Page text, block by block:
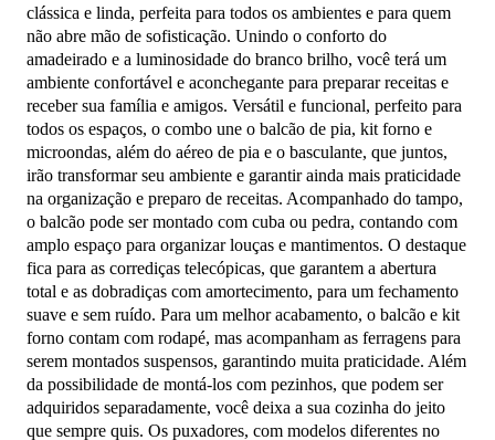
clássica e linda, perfeita para todos os ambientes e para quem
não abre mão de sofisticação. Unindo o conforto do
amadeirado e a luminosidade do branco brilho, você terá um
ambiente confortável e aconchegante para preparar receitas e
receber sua família e amigos. Versátil e funcional, perfeito para
todos os espaços, o combo une o balcão de pia, kit forno e
microondas, além do aéreo de pia e o basculante, que juntos,
irão transformar seu ambiente e garantir ainda mais praticidade
na organização e preparo de receitas. Acompanhado do tampo,
o balcão pode ser montado com cuba ou pedra, contando com
amplo espaço para organizar louças e mantimentos. O destaque
fica para as corrediças telecópicas, que garantem a abertura
total e as dobradiças com amortecimento, para um fechamento
suave e sem ruído. Para um melhor acabamento, o balcão e kit
forno contam com rodapé, mas acompanham as ferragens para
serem montados suspensos, garantindo muita praticidade. Além
da possibilidade de montá-los com pezinhos, que podem ser
adquiridos separadamente, você deixa a sua cozinha do jeito
que sempre quis. Os puxadores, com modelos diferentes no